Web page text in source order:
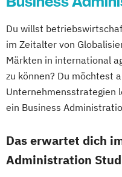
Du willst
im Zeitalter von
Märkten in international
zu können? Du möchtest
Unternehmensstrategien
ein Business
Das erwartet dich
Administration